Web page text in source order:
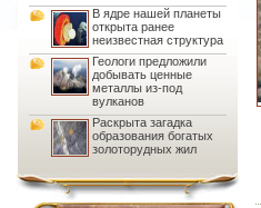
В ядре нашей планеты
открыта ранее
неизвестная структура
Геологи предложили
добывать ценные
металлы из-под
вулканов
Раскрыта загадка
образования богатых
золоторудных жил